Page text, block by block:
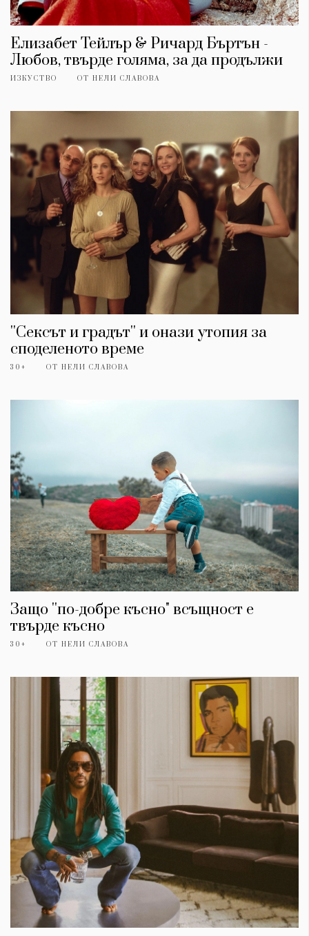
Елизабет Тейлър & Ричард Бъртън -
Любов, твърде голяма, за да продължи
ИЗКУСТВО ОТ НЕЛИ СЛАВОВА
''Сексът и градът'' и онази утопия за
споделеното време
30+ ОТ НЕЛИ СЛАВОВА
Защо ''по-добре късно" всъщност е
твърде късно
30+ ОТ НЕЛИ СЛАВОВА